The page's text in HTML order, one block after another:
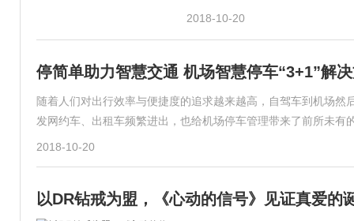
2018-10-20
停简单助力智慧交通 机场智慧停车“3+1”解
随着人们对出行效率与便捷度的追求越来越高，自驾车到机场
发网约车、出租车频繁进出，也给机场停车管理带来了前所未有
2018-10-20
以DR钻戒为盟，《心动的信号》见证真爱的